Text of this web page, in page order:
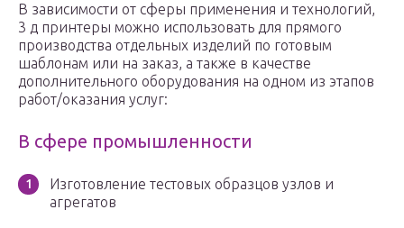
В зависимости от сферы применения и технологий,
3 д принтеры можно использовать для прямого
производства отдельных изделий по готовым
шаблонам или на заказ, а также в качестве
дополнительного оборудования на одном из этапов
работ/оказания услуг:
В сфере промышленности
Изготовление тестовых образцов узлов и
агрегатов